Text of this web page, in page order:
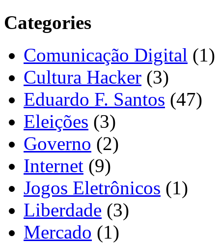
Categories
Comunicação Digital (1)
Cultura Hacker (3)
Eduardo F. Santos (47)
Eleições (3)
Governo (2)
Internet (9)
Jogos Eletrônicos (1)
Liberdade (3)
Mercado (1)